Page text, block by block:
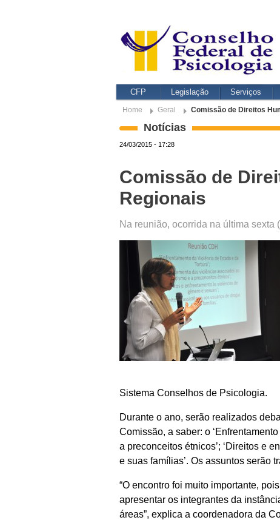
CFP Legislação Serviços
Home Geral Comissão de Direitos
Notícias
24/03/2015 - 17:28
Comissão de
Regionais
Na reunião, ocorrida na última
Sistema Conselhos de Psicologia.
Durante o ano, serão realizados
Comissão, a saber: o
a preconceitos étnicos’; ‘Direitos e
e suas famílias’. Os assuntos serão
“O encontro foi muito importante,
apresentar os integrantes da
áreas”, explica a coordenadora da